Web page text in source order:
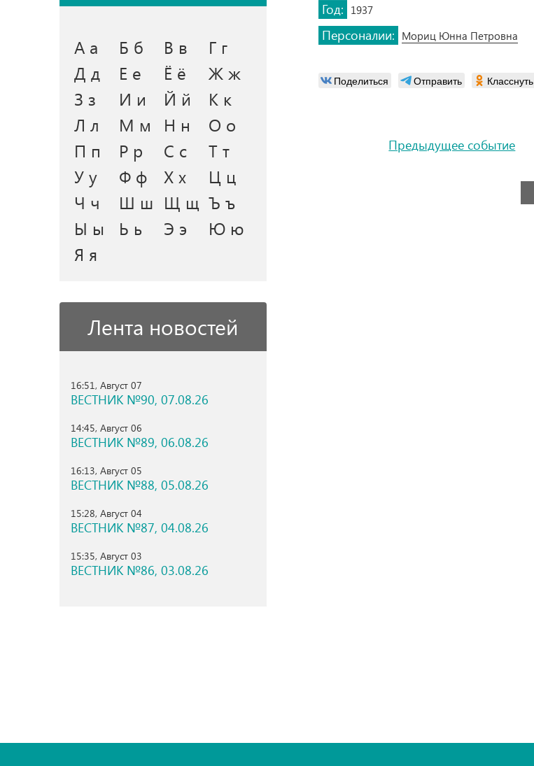
А а Б б В в
Г г
Д д
Е е Ё ё
Ж ж
З з
И и Й й
К к
Л л
М м Н н
О о
П п
Р р С с
Т т
У у
Ф ф Х х
Ц ц
Ч ч
Ш ш Щ щ Ъ ъ
Ы ы
Ь ь Э э
Ю ю
Я я
Лента новостей
16:51, Август 07
ВЕСТНИК №90, 07.08.26
14:45, Август 06
ВЕСТНИК №89, 06.08.26
16:13, Август 05
ВЕСТНИК №88, 05.08.26
15:28, Август 04
ВЕСТНИК №87, 04.08.26
15:35, Август 03
ВЕСТНИК №86, 03.08.26
Год: 1937
Персоналии: Мориц Юнна Петровна
Поделиться Отправить Класснуть
Предыдущее событие